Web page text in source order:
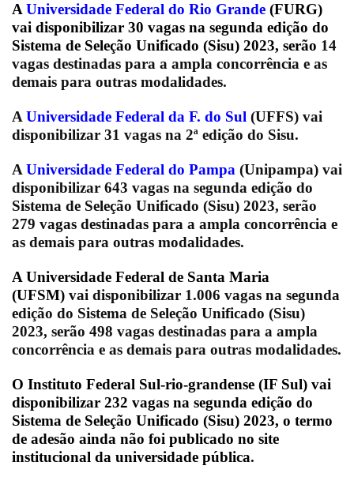
AUniversidade Federal do Rio Grande (FURG)
vai disponibilizar 30 vagas na segunda edição do
Sistema de Seleção Unificado (Sisu) 2023, serão 14
vagas destinadas para a ampla concorrência e as
demais para outras modalidades.
AUniversidade Federal da F. do Sul (UFFS) vai
disponibilizar 31 vagas na 2ª edição do Sisu.
AUniversidade Federal do Pampa (Unipampa) vai
disponibilizar 643 vagas na segunda edição do
Sistema de Seleção Unificado (Sisu) 2023, serão
279 vagas destinadas para a ampla concorrência e
as demais para outras modalidades.
AUniversidade Federal de Santa Maria
(UFSM) vai disponibilizar 1.006 vagas na segunda
edição do Sistema de Seleção Unificado (Sisu)
2023, serão 498 vagas destinadas para a ampla
concorrência e as demais para outras modalidades.
O Instituto Federal Sul-rio-grandense (IF Sul) vai
disponibilizar 232 vagas na segunda edição do
Sistema de Seleção Unificado (Sisu) 2023, o termo
de adesão ainda não foi publicado no site
institucional da universidade pública.